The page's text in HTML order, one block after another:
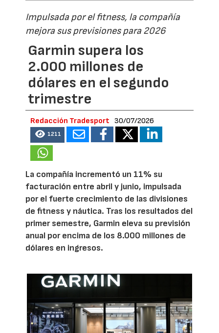
Impulsada por el fitness, la compañía
mejora sus previsiones para 2026
Garmin supera los
2.000 millones de
dólares en el segundo
trimestre
Redacción Tradesport 30/07/2026
1211
La compañía incrementó un 11% su
facturación entre abril y junio, impulsada
por el fuerte crecimiento de las divisiones
de fitness y náutica. Tras los resultados del
primer semestre, Garmin eleva su previsión
anual por encima de los 8.000 millones de
dólares en ingresos.